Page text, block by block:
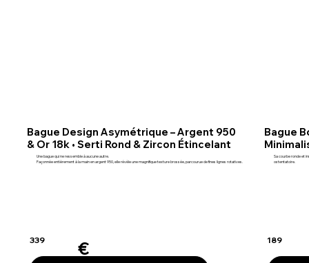
Bague Design Asymétrique – Argent 950
& Or 18k • Serti Rond & Zircon Étincelant
Une bague qui ne ressemble à aucune autre.
Façonnée entièrement à la main en argent 950, elle révèle une magnifique texture brossée, parcourue de fines lignes rotatives.
339 €
Bague
Sa courbe ronde et
ostentatoire.
189